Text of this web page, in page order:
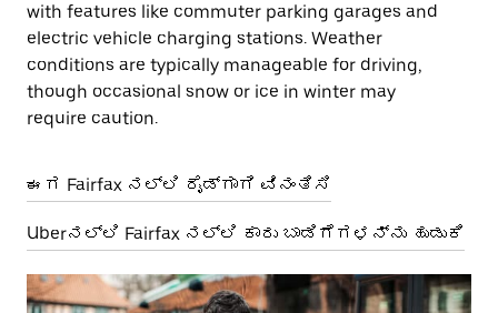
with features like commuter parking garages and
electric vehicle charging stations. Weather
conditions are typically manageable for driving,
though occasional snow or ice in winter may
require caution.
ಈಗ Fairfax ನಲ್ಲಿ ರೈಡ್‌ಗಾಗಿ ವಿನಂತಿಸಿ
Uberನಲ್ಲಿ Fairfax ನಲ್ಲಿ ಕಾರು ಬಾಡಿಗೆಗಳನ್ನು ಹುಡುಕಿ